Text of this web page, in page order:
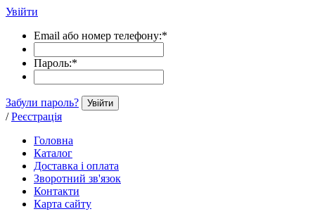
Увійти
Email або номер телефону:*
Пароль:*
Забули пароль? Увійти
/ Реєстрація
Головна
Каталог
Доставка і оплата
Зворотний зв'язок
Контакти
Карта сайту